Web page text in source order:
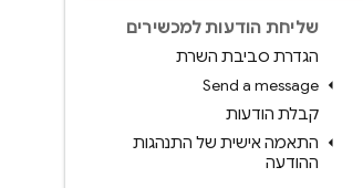
שליחת הודעות למכשירים
הגדרת סביבת השרת
Send a message‪
קבלת הודעות
התאמה אישית של התנהגות
ההודעה